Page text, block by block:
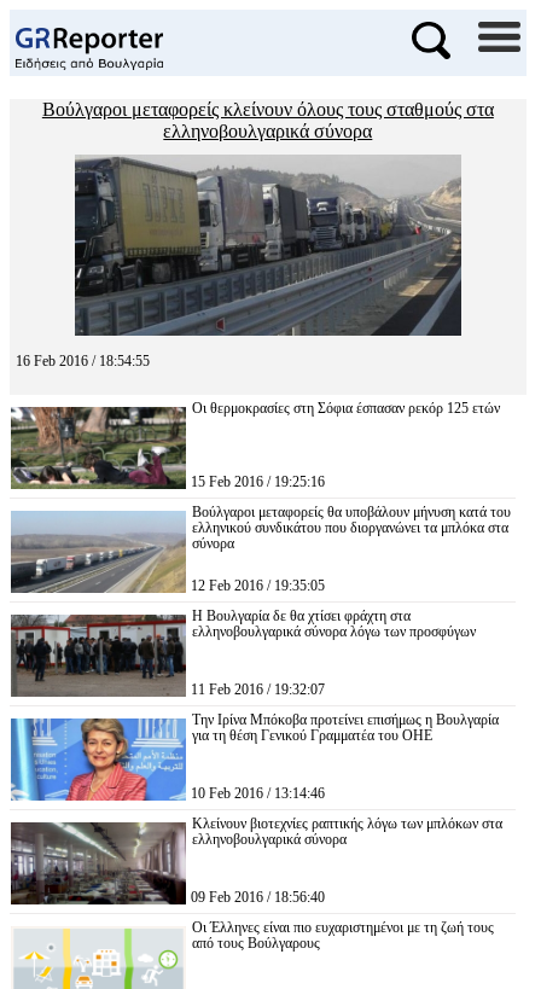
Βούλγαροι μεταφορείς κλείνουν όλους τους σταθμούς στα
ελληνοβουλγαρικά σύνορα
16 Feb 2016 / 18:54:55
Οι θερμοκρασίες στη Σόφια έσπασαν ρεκόρ 125 ετών
15 Feb 2016 / 19:25:16
Βούλγαροι μεταφορείς θα υποβάλουν μήνυση κατά του
ελληνικού συνδικάτου που διοργανώνει τα μπλόκα στα
σύνορα
12 Feb 2016 / 19:35:05
Η Βουλγαρία δε θα χτίσει φράχτη στα
ελληνοβουλγαρικά σύνορα λόγω των προσφύγων
11 Feb 2016 / 19:32:07
Την Ιρίνα Μπόκοβα προτείνει επισήμως η Βουλγαρία
για τη θέση Γενικού Γραμματέα του ΟΗΕ
10 Feb 2016 / 13:14:46
Κλείνουν βιοτεχνίες ραπτικής λόγω των μπλόκων στα
ελληνοβουλγαρικά σύνορα
09 Feb 2016 / 18:56:40
Οι Έλληνες είναι πιο ευχαριστημένοι με τη ζωή τους
από τους Βούλγαρους